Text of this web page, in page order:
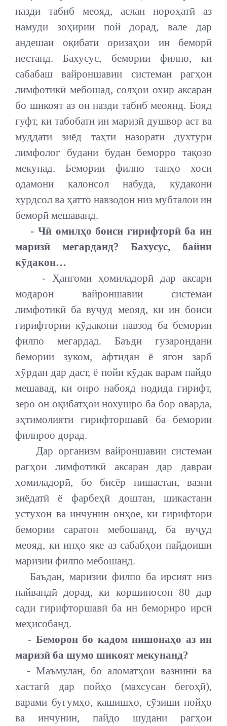
назди табиб меояд, аслан нороҳатӣ аз
намуди зоҳирии пой дорад, вале дар
андешаи оқибати оризаҳои ин беморӣ
нестанд. Бахусус, бемории филпо, ки
сабабаш вайроншавии системаи рагҳои
лимфотикӣ мебошад, солҳои охир аксаран
бо шикоят аз он назди табиб меоянд. Бояд
гуфт, ки табобати ин маризӣ душвор аст ва
муддати зиёд таҳти назорати духтури
лимфолог будани будан беморро тақозо
мекунад. Бемории филпо танҳо хоси
одамони калонсол набуда, кӯдакони
хурдсол ва ҳатто навзодон низ мубталои ин
беморӣ мешаванд.
- Чӣ омилҳо боиси гирифторӣ ба ин
маризӣ мегарданд? Бахусус, байни
кӯдакон…
- Ҳангоми ҳомиладорӣ дар аксари
модарон вайроншавии системаи
лимфотикӣ ба вуҷуд меояд, ки ин боиси
гирифтории кӯдакони навзод ба бемории
филпо мегардад. Баъди гузарондани
бемории зуком, афтидан ё ягон зарб
хӯрдан дар даст, ё пойи кӯдак варам пайдо
мешавад, ки онро набояд нодида гирифт,
зеро он оқибатҳои нохушро ба бор оварда,
эҳтимолияти гирифторшавӣ ба бемории
филпроо дорад.
Дар организм вайроншавии системаи
рагҳои лимфотикӣ аксаран дар давраи
ҳомиладорӣ, бо бисёр нишастан, вазни
зиёдатӣ ё фарбеҳӣ доштан, шикастани
устухон ва инчунин онҳое, ки гирифтори
бемории саратон мебошанд, ба вуҷуд
меояд, ки инҳо яке аз сабабҳои пайдоиши
маризии филпо мебошанд.
Баъдан, маризии филпо ба ирсият низ
пайвандӣ дорад, ки коршиносон 80 дар
сади гирифторшавӣ ба ин бемориро ирсӣ
меҳисобанд.
- Беморон бо кадом нишонаҳо аз ин
маризӣ ба шумо шикоят мекунанд?
- Маъмулан, бо аломатҳои вазнинӣ ва
хастагӣ дар пойҳо (махсусан бегоҳӣ),
варами буғумҳо, кашишҳо, сӯзиши пойҳо
ва инчунин, пайдо шудани рагҳои